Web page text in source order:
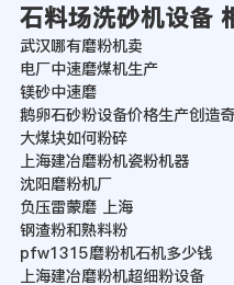
石料场洗砂机设备
武汉哪有磨粉机卖
电厂中速磨煤机生产
镁砂中速磨
鹅卵石砂粉设备价格生产创造
大煤块如何粉碎
上海建冶磨粉机瓷粉机器
沈阳磨粉机厂
负压雷蒙磨 上海
钢渣粉和熟料粉
pfw1315磨粉机石机多少钱
上海建冶磨粉机超细粉设备